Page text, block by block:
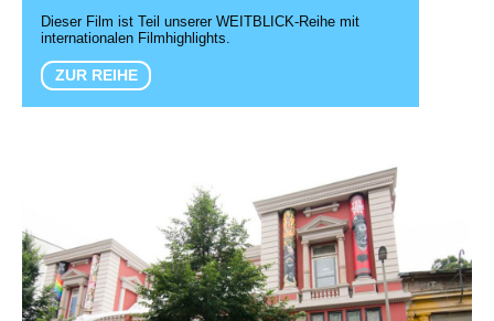
Dieser Film ist Teil unserer WEITBLICK-Reihe mit
internationalen Filmhighlights.
ZUR REIHE